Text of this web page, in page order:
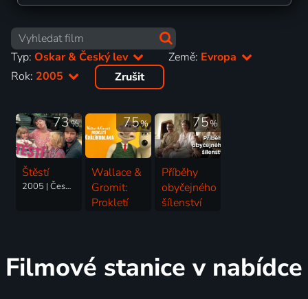
Typ: Oskar & Český lev Země: Evropa
Rok: 2005 Zrušit
73%
Štěstí
2005 | Česká republika | Drama
75%
Wallace &
Gromit:
Prokletí
75%
Příběhy
obyčejného
šílenství
Filmové stanice v nabídce